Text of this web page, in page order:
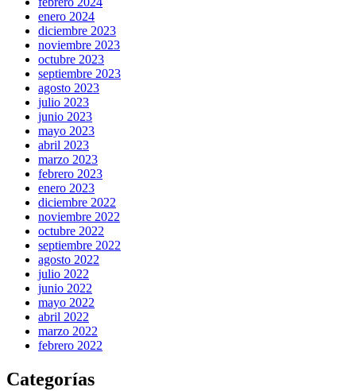
enero 2024
diciembre 2023
noviembre 2023
octubre 2023
septiembre 2023
agosto 2023
julio 2023
junio 2023
mayo 2023
abril 2023
marzo 2023
febrero 2023
enero 2023
diciembre 2022
noviembre 2022
octubre 2022
septiembre 2022
agosto 2022
julio 2022
junio 2022
mayo 2022
abril 2022
marzo 2022
febrero 2022
Categorías